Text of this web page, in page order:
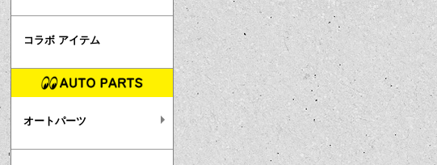
コラボ アイテム
オートパーツ